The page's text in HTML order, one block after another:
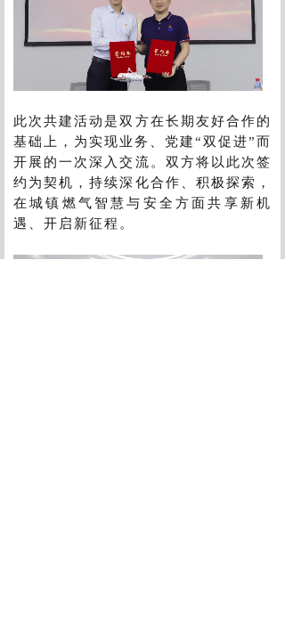
此次共建活动是双方在长期友好合作的
基础上，为实现业务、党建“双促进”而
开展的一次深入交流。双方将以此次签
约为契机，持续深化合作、积极探索，
在城镇燃气智慧与安全方面共享新机
遇、开启新征程。